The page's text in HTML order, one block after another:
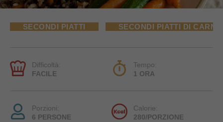
SECONDI PIATTI SECONDI PIATTI DI CARNE
Difficoltà:
FACILE
Tempo:
1 ORA
Porzioni:
6 PERSONE
Calorie:
280/PORZIONE